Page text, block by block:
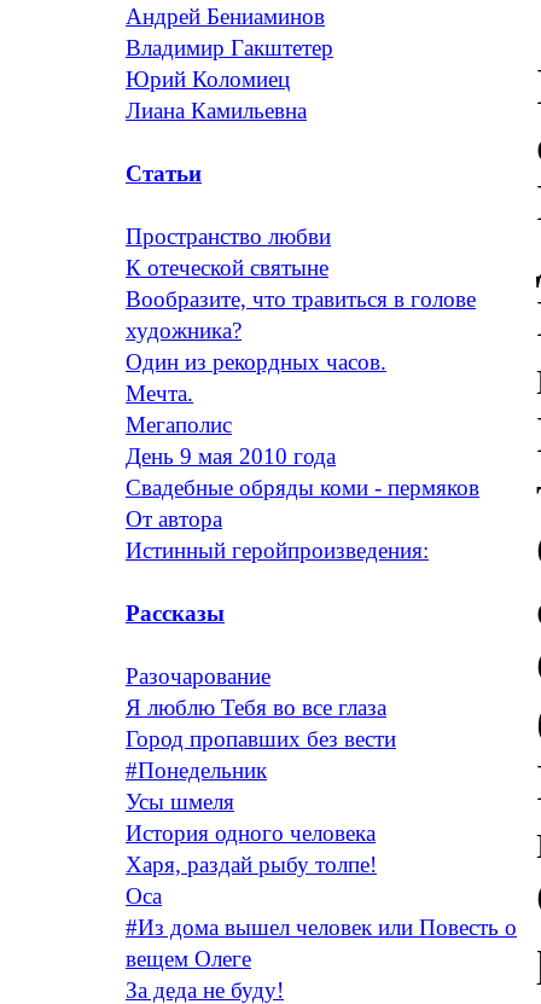
Андрей Бениаминов
Владимир Гакштетер
Юрий Коломиец
Лиана Камильевна
Статьи
Пространство любви
К отеческой святыне
Вообразите, что травиться в голове
художника?
Один из рекордных часов.
Мечта.
Мегаполис
День 9 мая 2010 года
Свадебные обряды коми - пермяков
От автора
Истинный геройпроизведения:
Рассказы
Разочарование
Я люблю Тебя во все глаза
Город пропавших без вести
#Понедельник
Усы шмеля
История одного человека
Харя, раздай рыбу толпе!
Оса
#Из дома вышел человек или Повесть о
вещем Олеге
За деда не буду!